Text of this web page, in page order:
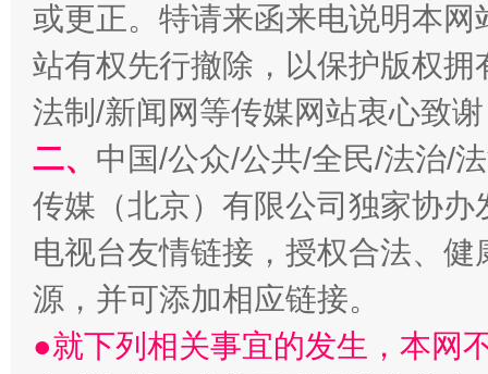
或更正。特请来函来电说明本
站有权先行撤除，以保护版权
法制/新闻网等传媒网站衷心致
二、 中国/公众/公共/全民/法治/
传媒（北京）有限公司独家协
电视台友情链接，授权合法、
源，并可添加相应链接。
●就下列相关事宜的发生，本网